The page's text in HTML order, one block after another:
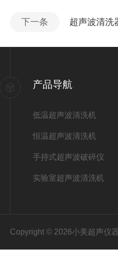
下一条 超声波清洗
产品导航
低温超声波清洗机
恒温超声波清洗机
手持式超声波破碎仪
实验室超声波清洗机
Copyright © 2026小美超声